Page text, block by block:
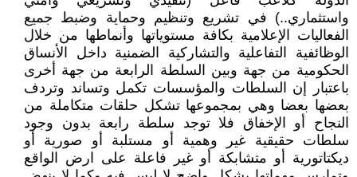
واستثماري..) في تشريع وتنظيم وحماية وضبط جميع
الفعاليات الإعلامية بكافة مستوياتها وأنماطها من خلال
الوظائفية التفاعلية والتشاركية الضمنية داخل الأنساق
الحكومية من جهة وبين السلطة الرابعة من جهة أخرى
باعتبار إن السلطات والمؤسسات تكمل وتساند وتردف
بعضها بعضا وهي بمجموعها تشكل حلقات متكاملة من
النجاح أو الإخفاق فلا توجد سلطة رابعة بدون وجود
سلطات حقيقية غير وهمية أو مستلبة أو صورية أو
ديكتاتورية أو متشابكة أو غير فاعلة على ارض الواقع